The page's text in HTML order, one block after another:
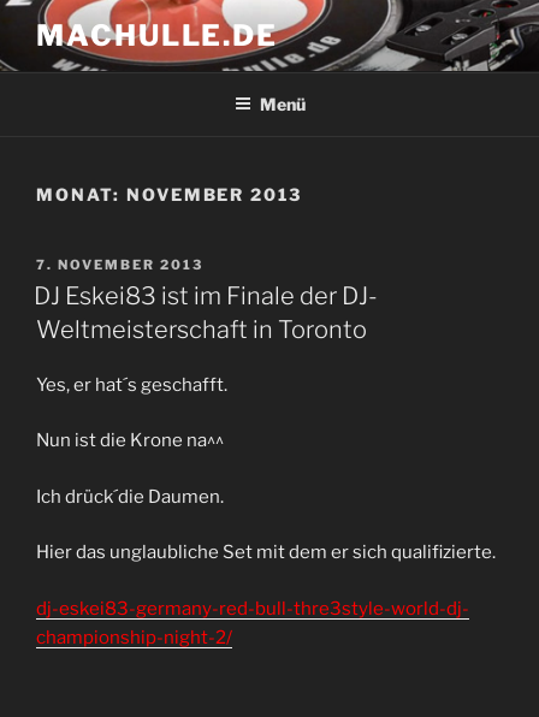
Zum
Inhalt
springen
MACHULLE.DE
Menü
MONAT: NOVEMBER 2013
VERÖFFENTLICHT
AM
7. NOVEMBER 2013
DJ Eskei83 ist im Finale der DJ-
Weltmeisterschaft in Toronto
Yes, er hat´s geschafft.
Nun ist die Krone na^^
Ich drück´die Daumen.
Hier das unglaubliche Set mit dem er sich qualifizierte.
dj-eskei83-germany-red-bull-thre3style-world-dj-
championship-night-2/